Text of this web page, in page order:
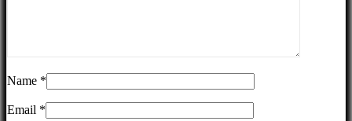
Name *
Email *